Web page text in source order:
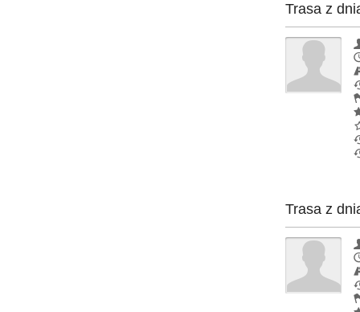
Trasa z
Trasa z